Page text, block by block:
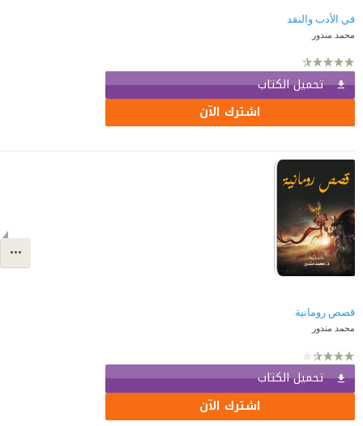
في الأدب والنقد
محمد مندور
تحميل الكتاب
اشترك الآن
قصص رومانية
محمد مندور
تحميل الكتاب
اشترك الآن